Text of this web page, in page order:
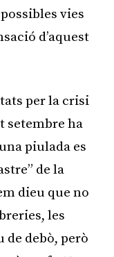
vies
d’aquest
per la crisi
setembre ha
piulada es
de la
dieu que no
les
de debò, però